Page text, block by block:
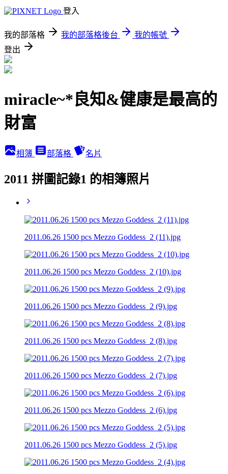
登入
我的部落格 我的部落格後台
我的帳號
登出
miracle~*良知&健康是最高的
財富
相簿 部落格 名片
2011 拼圖記錄1 的相簿照片
2011.06.26 1500 pcs Mezzo Goddess_2 (11).jpg
2011.06.26 1500 pcs Mezzo Goddess_2 (10).jpg
2011.06.26 1500 pcs Mezzo Goddess_2 (9).jpg
2011.06.26 1500 pcs Mezzo Goddess_2 (8).jpg
2011.06.26 1500 pcs Mezzo Goddess_2 (7).jpg
2011.06.26 1500 pcs Mezzo Goddess_2 (6).jpg
2011.06.26 1500 pcs Mezzo Goddess_2 (5).jpg